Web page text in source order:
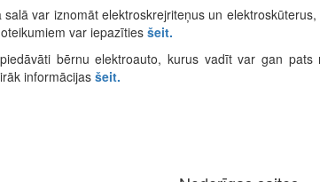
var iznomāt elektroskrejriteņus un
var iepazīties šeit.
bērnu elektroauto, kurus vadīt var gan
informācijas šeit.